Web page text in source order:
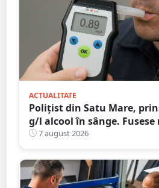
ACTUALITATE
Polițist din Satu Mare,
g/l alcool în sânge. Fusese
că circula pe contrasens
7 august 2026